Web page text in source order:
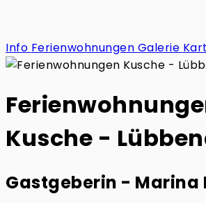
Info Ferienwohnungen Galerie
Kusche -
Gastgeberin - Marina